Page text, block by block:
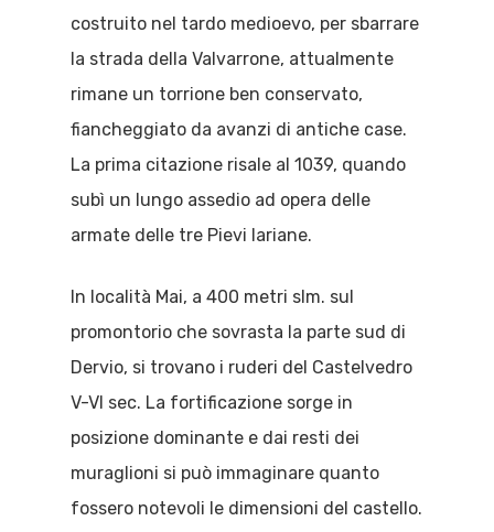
costruito nel tardo medioevo, per sbarrare
la strada della Valvarrone, attualmente
rimane un torrione ben conservato,
fiancheggiato da avanzi di antiche case.
La prima citazione risale al 1039, quando
subì un lungo assedio ad opera delle
armate delle tre Pievi lariane.
In località Mai, a 400 metri slm. sul
promontorio che sovrasta la parte sud di
Dervio, si trovano i ruderi del Castelvedro
V-VI sec. La fortificazione sorge in
posizione dominante e dai resti dei
muraglioni si può immaginare quanto
fossero notevoli le dimensioni del castello.